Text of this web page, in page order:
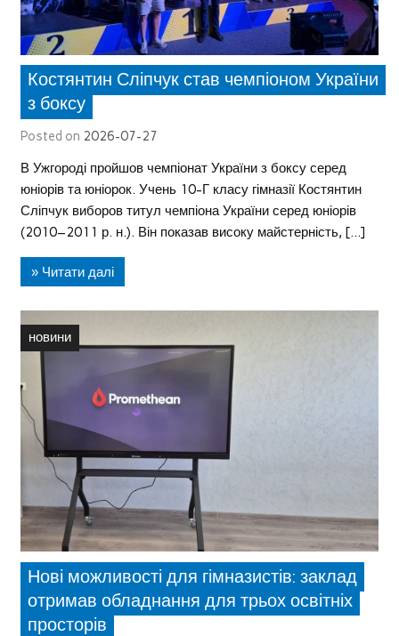
Костянтин Сліпчук став чемпіоном України
з боксу
Posted on 2026-07-27
В Ужгороді пройшов чемпіонат України з боксу серед
юніорів та юніорок. Учень 10-Г класу гімназії Костянтин
Сліпчук виборов титул чемпіона України серед юніорів
(2010–2011 р. н.). Він показав високу майстерність, […]
» Читати далі
новини
Нові можливості для гімназистів: заклад
отримав обладнання для трьох освітніх
просторів